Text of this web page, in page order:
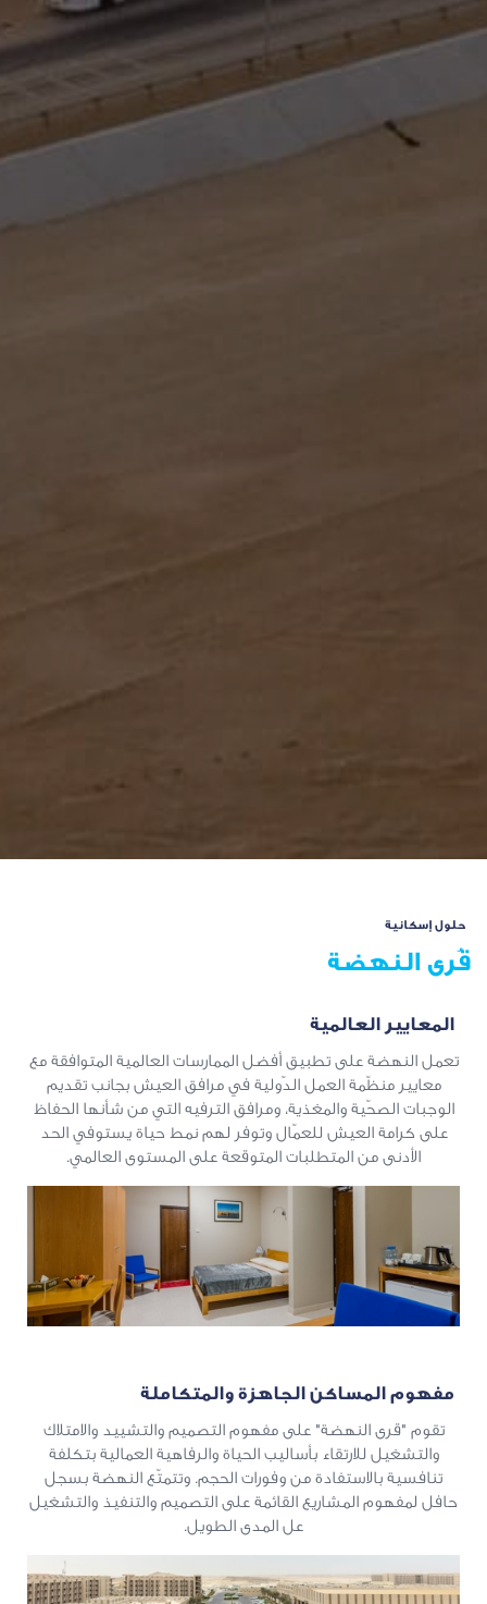
حلول إسكانية
قُرى النهضة
المعايير العالمية
تعمل النهضة على تطبيق أفضل الممارسات العالمية المتوافقة مع
معايير منظّمة العمل الدّولية في مرافق العيش بجانب تقديم
الوجبات الصحّية والمغذية، ومرافق الترفيه التي من شأنها الحفاظ
على كرامة العيش للعمّال وتوفر لهم نمط حياة يستوفي الحد
الأدنى من المتطلبات المتوقعة على المستوى العالمي.
مفهوم المساكن الجاهزة والمتكاملة
تقوم "قرى النهضة" على مفهوم التصميم والتشييد والامتلاك
والتشغيل للارتقاء بأساليب الحياة والرفاهية العمالية بتكلفة
تنافسية بالاستفادة من وفورات الحجم. وتتمتّع النهضة بسجل
حافل لمفهوم المشاريع القائمة على التصميم والتنفيذ والتشغيل
عل المدى الطويل.